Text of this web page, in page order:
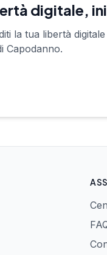
digitale,
la tua libertà
Capodanno.